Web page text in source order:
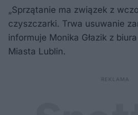
„Sprzątanie ma związek z
czyszczarki. Trwa usuwanie
informuje Monika Głazik z
Miasta Lublin.